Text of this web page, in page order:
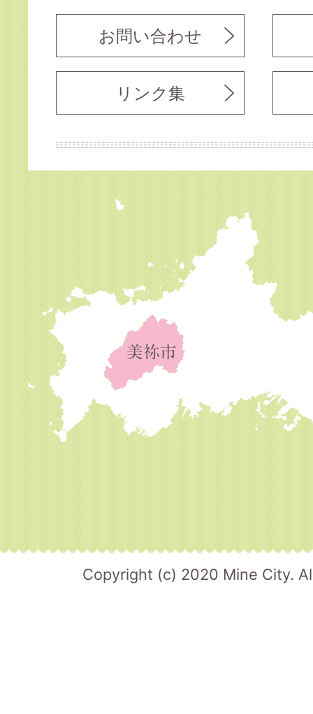
お問い合わせ
リンク集
Copyright (c) 2020 Mine City.